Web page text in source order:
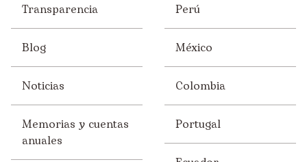
Transparencia
Blog
Noticias
Memorias y cuentas
anuales
Perú
México
Colombia
Portugal